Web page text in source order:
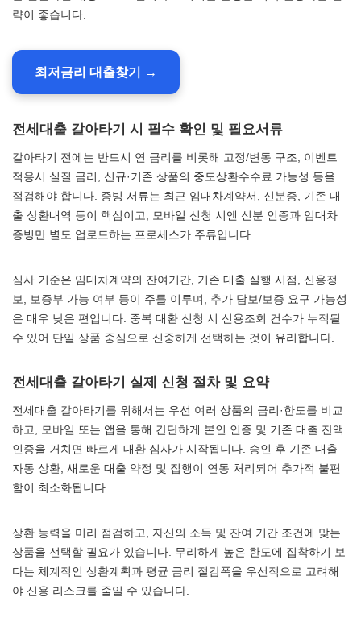
략이 좋습니다.
최저금리 대출찾기 →
전세대출 갈아타기 시 필수 확인 및 필요서류
갈아타기 전에는 반드시 연 금리를 비롯해 고정/변동 구조, 이벤트
적용시 실질 금리, 신규·기존 상품의 중도상환수수료 가능성 등을
점검해야 합니다. 증빙 서류는 최근 임대차계약서, 신분증, 기존 대
출 상환내역 등이 핵심이고, 모바일 신청 시엔 신분 인증과 임대차
증빙만 별도 업로드하는 프로세스가 주류입니다.
심사 기준은 임대차계약의 잔여기간, 기존 대출 실행 시점, 신용정
보, 보증부 가능 여부 등이 주를 이루며, 추가 담보/보증 요구 가능성
은 매우 낮은 편입니다. 중복 대환 신청 시 신용조회 건수가 누적될
수 있어 단일 상품 중심으로 신중하게 선택하는 것이 유리합니다.
전세대출 갈아타기 실제 신청 절차 및 요약
전세대출 갈아타기를 위해서는 우선 여러 상품의 금리·한도를 비교
하고, 모바일 또는 앱을 통해 간단하게 본인 인증 및 기존 대출 잔액
인증을 거치면 빠르게 대환 심사가 시작됩니다. 승인 후 기존 대출
자동 상환, 새로운 대출 약정 및 집행이 연동 처리되어 추가적 불편
함이 최소화됩니다.
상환 능력을 미리 점검하고, 자신의 소득 및 잔여 기간 조건에 맞는
상품을 선택할 필요가 있습니다. 무리하게 높은 한도에 집착하기 보
다는 체계적인 상환계획과 평균 금리 절감폭을 우선적으로 고려해
야 신용 리스크를 줄일 수 있습니다.